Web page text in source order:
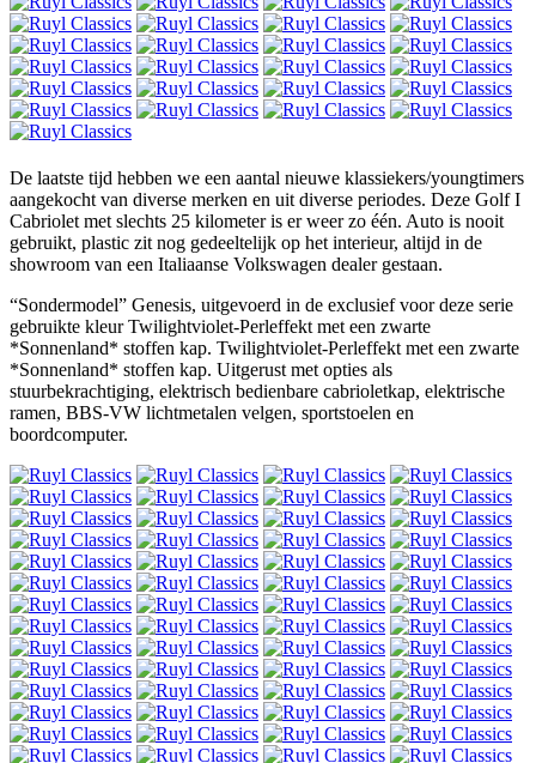
De laatste tijd hebben we een aantal nieuwe klassiekers/youngtimers
aangekocht van diverse merken en uit diverse periodes. Deze Golf I
Cabriolet met slechts 25 kilometer is er weer zo één. Auto is nooit
gebruikt, plastic zit nog gedeeltelijk op het interieur, altijd in de
showroom van een Italiaanse Volkswagen dealer gestaan.
“Sondermodel” Genesis, uitgevoerd in de exclusief voor deze serie
gebruikte kleur Twilightviolet-Perleffekt met een zwarte
*Sonnenland* stoffen kap. Twilightviolet-Perleffekt met een zwarte
*Sonnenland* stoffen kap. Uitgerust met opties als
stuurbekrachtiging, elektrisch bedienbare cabrioletkap, elektrische
ramen, BBS-VW lichtmetalen velgen, sportstoelen en
boordcomputer.